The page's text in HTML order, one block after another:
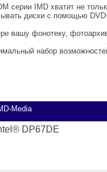
серии IMD хватит не
диски с помощью
вашу фонотеку,
набор
Media
DP67DE